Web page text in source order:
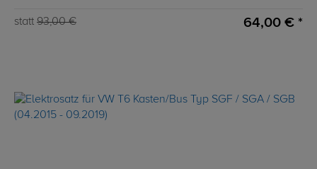
statt 93,00 € 64,00 € *